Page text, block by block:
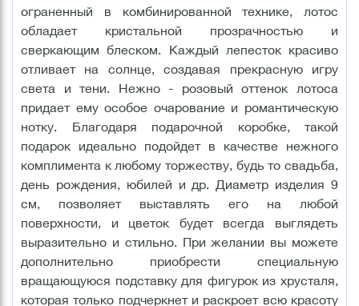
ограненный в комбинированной технике, лотос
обладает кристальной прозрачностью и
сверкающим блеском. Каждый лепесток красиво
отливает на солнце, создавая прекрасную игру
света и тени. Нежно - розовый оттенок лотоса
придает ему особое очарование и романтическую
нотку. Благодаря подарочной коробке, такой
подарок идеально подойдет в качестве нежного
комплимента к любому торжеству, будь то свадьба,
день рождения, юбилей и др. Диаметр изделия 9
см, позволяет выставлять его на любой
поверхности, и цветок будет всегда выглядеть
выразительно и стильно. При желании вы можете
дополнительно приобрести специальную
вращающуюся подставку для фигурок из хрусталя,
которая только подчеркнет и раскроет всю красоту